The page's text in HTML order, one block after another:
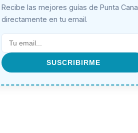
Recibe las mejores guías de Punta Cana
directamente en tu email.
SUSCRIBIRME